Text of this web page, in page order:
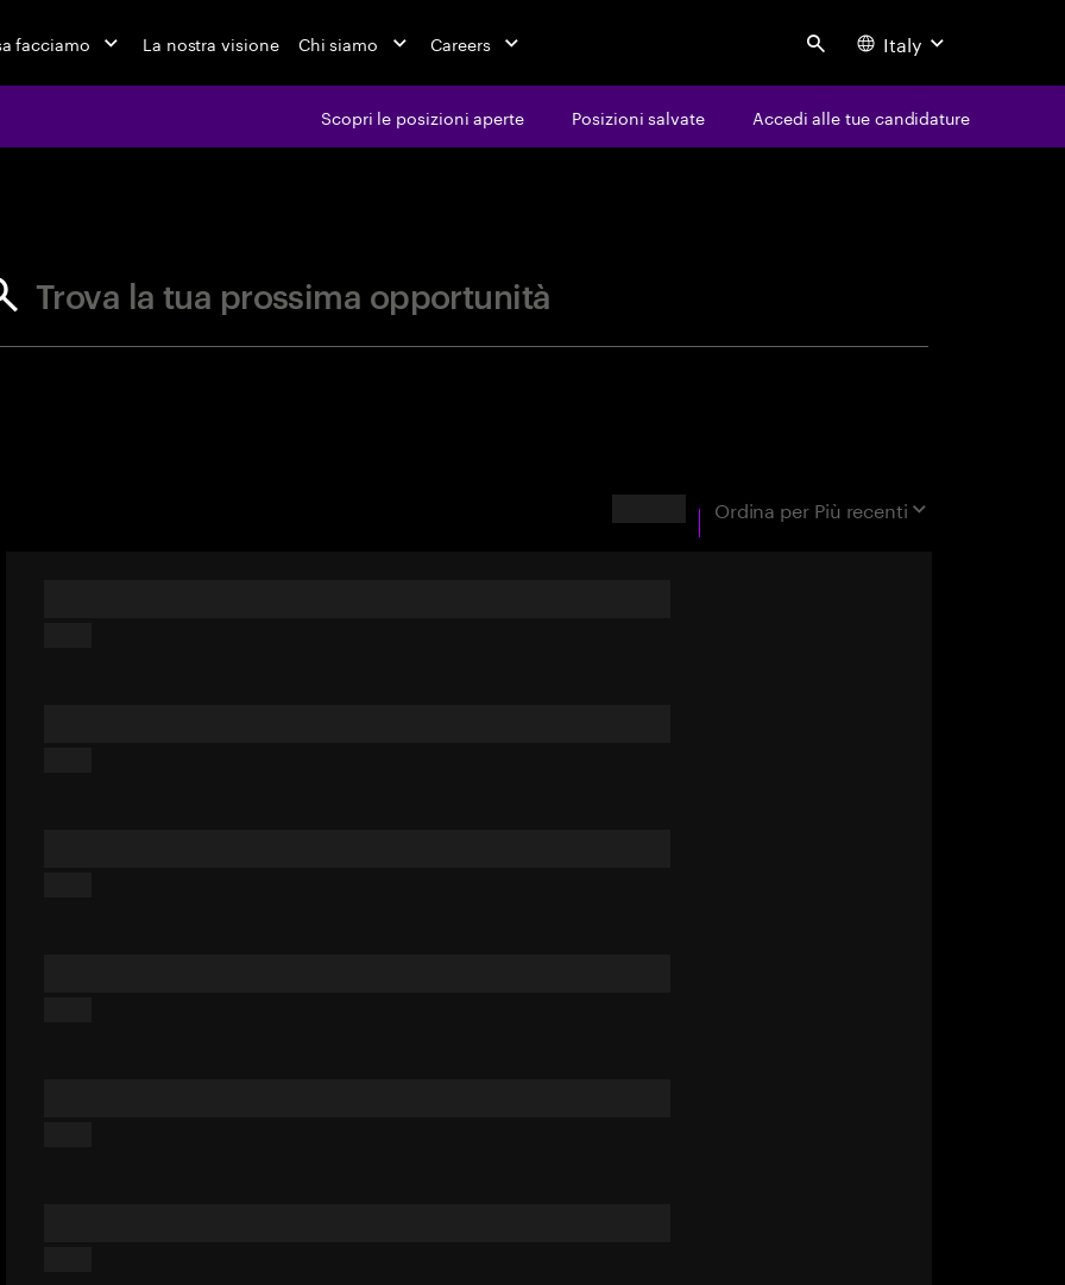
facciamo La nostra visione Chi siamo Careers Search Italy
Scopri le posizioni aperte Posizioni salvate Accedi alle tue candidature
Trova la tua prossima opportunità
Ordina per Più recenti